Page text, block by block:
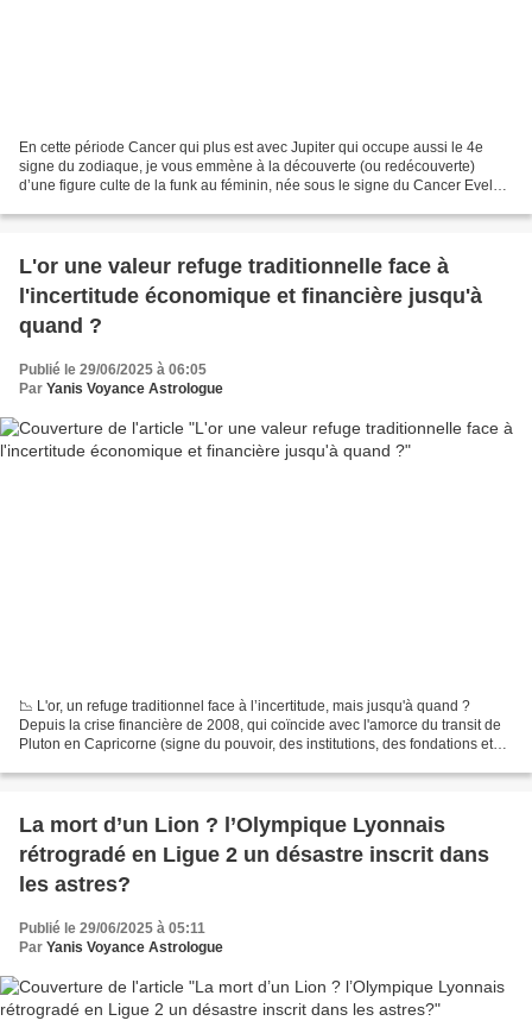
En cette période Cancer qui plus est avec Jupiter qui occupe aussi le 4e
signe du zodiaque, je vous emmène à la découverte (ou redécouverte)
d’une figure culte de la funk au féminin, née sous le signe du Cancer Evelyn
L'or une valeur refuge traditionnelle face à
l'incertitude économique et financière jusqu'à
quand ?
Publié le 29/06/2025 à 06:05
Par Yanis Voyance Astrologue
📉 L'or, un refuge traditionnel face à l’incertitude, mais jusqu'à quand ?
Depuis la crise financière de 2008, qui coïncide avec l'amorce du transit de
Pluton en Capricorne (signe du pouvoir, des institutions, des fondations et
La mort d’un Lion ? l’Olympique Lyonnais
rétrogradé en Ligue 2 un désastre inscrit dans
les astres?
Publié le 29/06/2025 à 05:11
Par Yanis Voyance Astrologue